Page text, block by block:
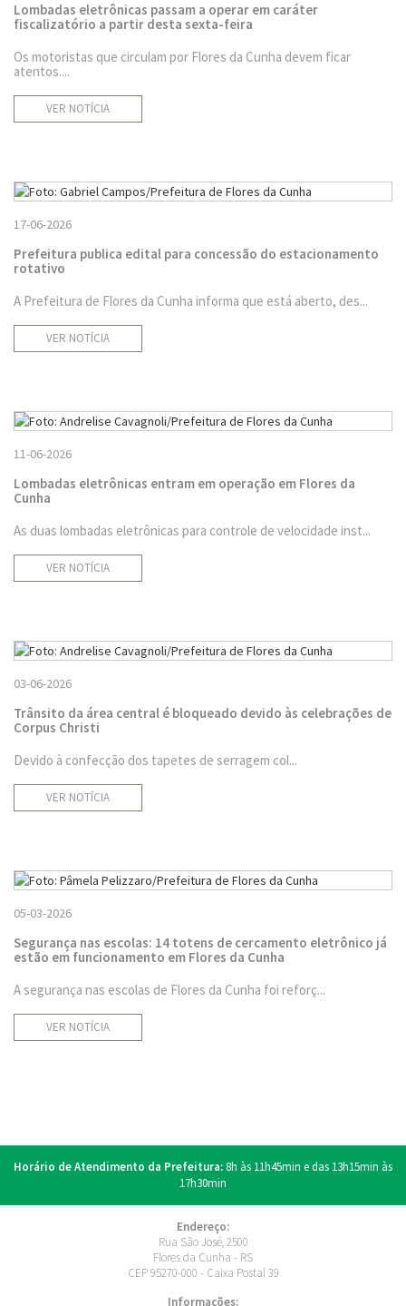
Lombadas eletrônicas passam a operar em caráter
fiscalizatório a partir desta sexta-feira
Os motoristas que circulam por Flores da Cunha devem ficar
atentos....
VER NOTÍCIA
17-06-2026
Prefeitura publica edital para concessão do estacionamento
rotativo
A Prefeitura de Flores da Cunha informa que está aberto, des...
VER NOTÍCIA
11-06-2026
Lombadas eletrônicas entram em operação em Flores da
Cunha
As duas lombadas eletrônicas para controle de velocidade inst...
VER NOTÍCIA
03-06-2026
Trânsito da área central é bloqueado devido às celebrações de
Corpus Christi
Devido à confecção dos tapetes de serragem col...
VER NOTÍCIA
05-03-2026
Segurança nas escolas: 14 totens de cercamento eletrônico já
estão em funcionamento em Flores da Cunha
A segurança nas escolas de Flores da Cunha foi reforç...
VER NOTÍCIA
Horário de Atendimento da Prefeitura:8h às 11h45min e das 13h15min às
17h30min
Endereço:
Rua São José, 2500
Flores da Cunha - RS
CEP 95270-000 - Caixa Postal 39
Informações: